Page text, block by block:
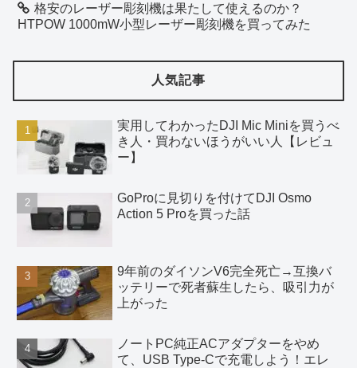
格安のレーザー彫刻機は果たして使えるのか？
HTPOW 1000mW小型レーザー彫刻機を買ってみた
人気記事
実用してわかったDJI Mic Miniを買うべ
き人・買わないほうがいい人【レビュ
ー】
GoProに見切りを付けてDJI Osmo
Action 5 Proを買った話
9年前のダイソンV6完全死亡→互換バ
ッテリーで死者蘇生したら、吸引力が
上がった
ノートPC純正ACアダプターをやめ
て、USB Type-Cで充電しよう！エレ